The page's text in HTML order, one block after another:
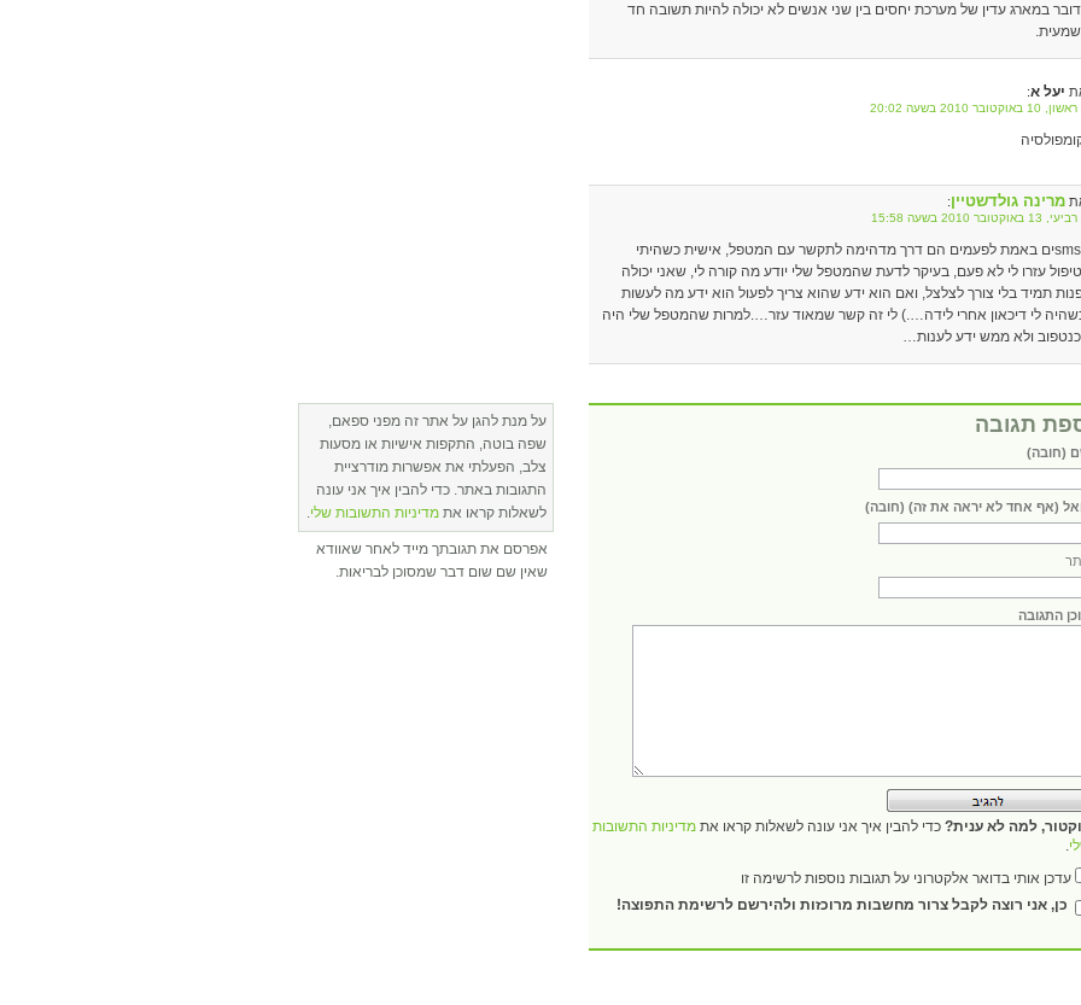
במארג עדין של מערכת יחסים בין שני אנשים לא יכולה להיות תשובה חד
יעל א:
באוקטובר 2010 בשעה 20:02
מרינה גולדשטיין:
באוקטובר 2010 בשעה 15:58
הsmsים באמת לפעמים הם דרך מדהימה לתקשר עם המטפל, אישית כשהיתי
עזרו לי לא פעם, בעיקר לדעת שהמטפל שלי יודע מה קורה לי, שאני יכולה
תמיד בלי צורך לצלצל, ואם הוא ידע שהוא צריך לפעול הוא ידע מה לעשות
לי דיכאון אחרי לידה….) לי זה קשר שמאוד עזר….למרות שהמטפל שלי היה
ולא ממש ידע לענות…
תגובה
(חובה)
(אף אחד לא יראה את זה) (חובה)
התגובה
למה לא ענית? כדי להבין איך אני עונה לשאלות קראו את מדיניות התשובות
.
עדכן אותי בדואר אלקטרוני על תגובות נוספות לרשימה זו
כן, אני רוצה לקבל צרור מחשבות מרוכזות ולהירשם לרשימת התפוצה!
על מנת להגן על אתר זה מפני ספאם,
שפה בוטה, התקפות אישיות או מסעות
צלב, הפעלתי את אפשרות מודרציית
התגובות באתר. כדי להבין איך אני עונה
לשאלות קראו את מדיניות התשובות שלי.
אפרסם את תגובתך מייד לאחר שאוודא
שאין שם שום דבר שמסוכן לבריאות.